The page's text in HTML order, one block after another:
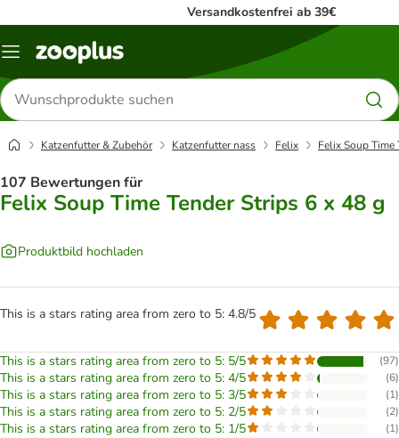
Versandkostenfrei ab 39€
Menü
Produkte
suchen
Katzenfutter & Zubehör Katzenfutter nass Felix Felix Soup Time
107 Bewertungen für
Felix Soup Time Tender Strips 6 x 48 g
Produktbild hochladen
This is a stars rating area from zero to 5: 4.8/5
This is a stars rating area from zero to 5: 5/5 (97)
This is a stars rating area from zero to 5: 4/5 (6)
This is a stars rating area from zero to 5: 3/5 (1)
This is a stars rating area from zero to 5: 2/5 (2)
This is a stars rating area from zero to 5: 1/5 (1)